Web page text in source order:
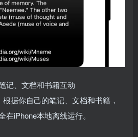
记、文档和书籍互动
根据你自己的笔记、文档和书籍，
iPhone本地离线运行。